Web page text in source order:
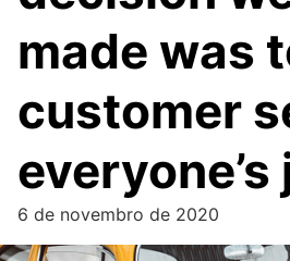
made was
customer
everyone’s
6 de novembro de 2020